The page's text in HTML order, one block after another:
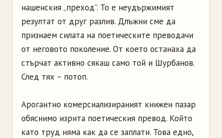
нашенския „преход”. То е неудържимият
резултат от друг разлив. Длъжни сме да
признаем силата на поетическите преводачи
от неговото поколение. От което останаха да
стърчат активно сякаш само той и Шурбанов.
След тях – потоп.
Арогантно комерсиализираният книжен пазар
обяснимо изрита поетическия превод. Който
като труд няма как да се заплати. Това едно,